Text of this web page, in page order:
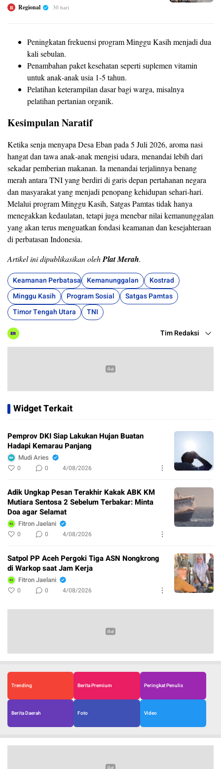
R Regional 30 hari
Peningkatan frekuensi program Minggu Kasih menjadi dua
kali sebulan.
Penambahan paket kesehatan seperti suplemen vitamin
untuk anak‑anak usia 1‑5 tahun.
Pelatihan keterampilan dasar bagi warga, misalnya
pelatihan pertanian organik.
Kesimpulan Naratif
Ketika senja menyapa Desa Eban pada 5 Juli 2026, aroma nasi
hangat dan tawa anak‑anak mengisi udara, menandai lebih dari
sekadar pemberian makanan. Ia menandai terjalinnya benang
merah antara TNI yang berdiri di garis depan pertahanan negara
dan masyarakat yang menjadi penopang kehidupan sehari‑hari.
Melalui program Minggu Kasih, Satgas Pamtas tidak hanya
menegakkan kedaulatan, tetapi juga menebar nilai kemanunggalan
yang akan terus menguatkan fondasi keamanan dan kesejahteraan
di perbatasan Indonesia.
Artikel ini dipublikasikan olehPlat Merah.
Keamanan Perbatasan Kemanunggalan
Kostrad
Minggu Kasih
Program Sosial
Satgas Pamtas
Timor Tengah Utara
TNI
Tim Redaksi
Widget Terkait
Pemprov DKI Siap Lakukan Hujan Buatan
Hadapi Kemarau Panjang
Mudi Aries
0 0 4/08/2026
Adik Ungkap Pesan Terakhir Kakak ABK KM
Mutiara Sentosa 2 Sebelum Terbakar: Minta
Doa agar Selamat
Fitron Jaelani
0 0 4/08/2026
Satpol PP Aceh Pergoki Tiga ASN Nongkrong
di Warkop saat Jam Kerja
Fitron Jaelani
0 0 4/08/2026
Trending Berita Premium Peringkat Penulis
Berita Daerah Foto Video